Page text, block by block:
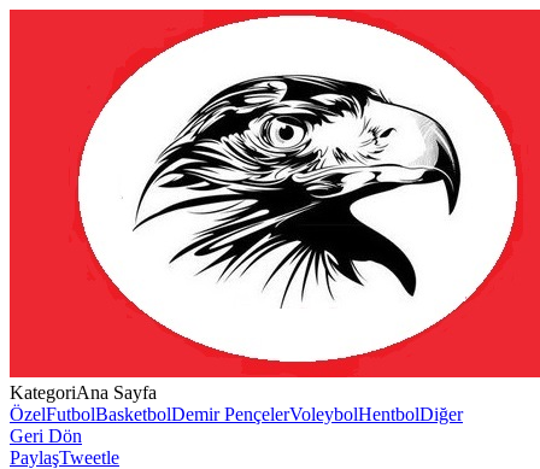
KategoriAna Sayfa
ÖzelFutbolBasketbolDemir PençelerVoleybolHentbolDiğer
Geri Dön
PaylaşTweetle